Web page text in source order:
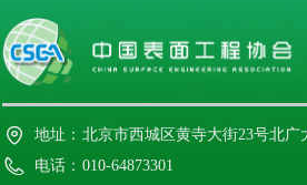
地址： 北京市西城区黄寺大街23号北广
电话： 010-64873301